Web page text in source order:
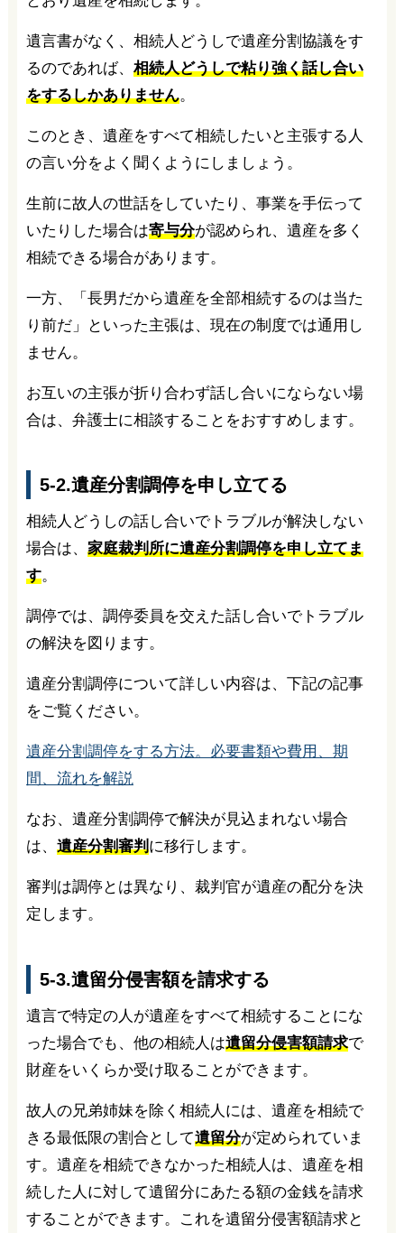
遺言書がなく、相続人どうしで遺産分割協議をす
るのであれば、 相続人どうしで粘り強く話し合い
をするしかありません。
このとき、遺産をすべて相続したいと主張する人
の言い分をよく聞くようにしましょう。
生前に故人の世話をしていたり、事業を手伝って
いたりした場合は寄与分が認められ、遺産を多く
相続できる場合があります。
一方、「長男だから遺産を全部相続するのは当た
り前だ」といった主張は、現在の制度では通用し
ません。
お互いの主張が折り合わず話し合いにならない場
合は、弁護士に相談することをおすすめします。
5-2.遺産分割調停を申し立てる
相続人どうしの話し合いでトラブルが解決しない
場合は、 家庭裁判所に遺産分割調停を申し立てま
す。
調停では、調停委員を交えた話し合いでトラブル
の解決を図ります。
遺産分割調停について詳しい内容は、下記の記事
をご覧ください。
遺産分割調停をする方法。必要書類や費用、期
間、流れを解説
なお、遺産分割調停で解決が見込まれない場合
は、 遺産分割審判に移行します。
審判は調停とは異なり、裁判官が遺産の配分を決
定します。
5-3.遺留分侵害額を請求する
遺言で特定の人が遺産をすべて相続することにな
った場合でも、他の相続人は遺留分侵害額請求で
財産をいくらか受け取ることができます。
故人の兄弟姉妹を除く相続人には、遺産を相続で
きる最低限の割合として遺留分が定められていま
す。遺産を相続できなかった相続人は、遺産を相
続した人に対して遺留分にあたる額の金銭を請求
することができます。これを遺留分侵害額請求と